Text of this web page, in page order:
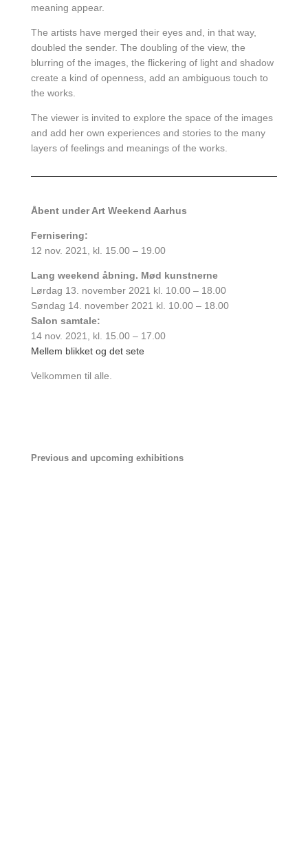
meaning appear.
The artists have merged their eyes and, in that way,
doubled the sender. The doubling of the view, the
blurring of the images, the flickering of light and shadow
create a kind of openness, add an ambiguous touch to
the works.
The viewer is invited to explore the space of the images
and add her own experiences and stories to the many
layers of feelings and meanings of the works.
Åbent under Art Weekend Aarhus
Fernisering:
12 nov. 2021, kl. 15.00 – 19.00
Lang weekend åbning. Mød kunstnerne
Lørdag 13. november 2021 kl. 10.00 – 18.00
Søndag 14. november 2021 kl. 10.00 – 18.00
Salon samtale:
14 nov. 2021, kl. 15.00 – 17.00
Mellem blikket og det sete
Velkommen til alle.
Previous and upcoming exhibitions